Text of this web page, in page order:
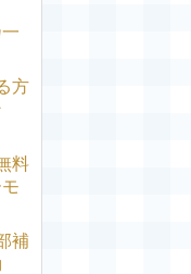
方
料
補